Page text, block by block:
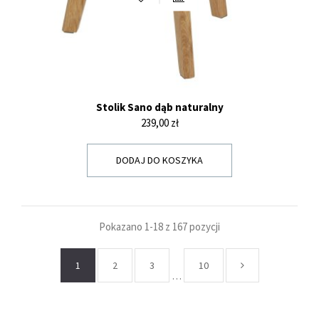
Stolik Sano dąb naturalny
Cena
239,00 zł
DODAJ DO KOSZYKA
Pokazano 1-18 z 167 pozycji
1 2 3
…
10